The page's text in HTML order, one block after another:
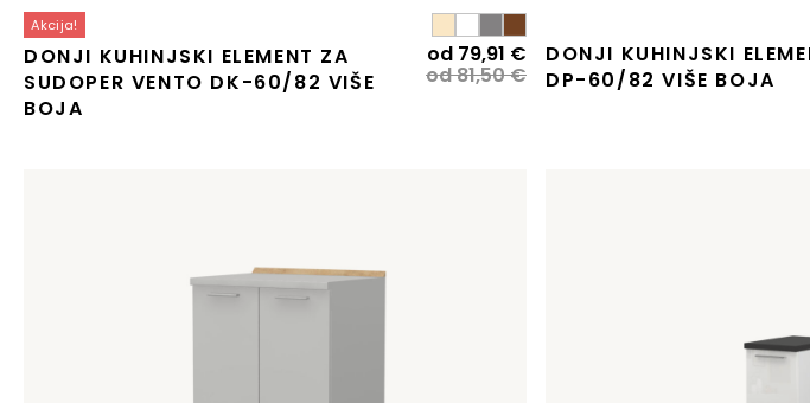
Akcija!
DONJI KUHINJSKI ELEMENT ZA
SUDOPER VENTO DK-60/82 VIŠE
BOJA
od81,50€
Izvorna
cijena
bila
od 79,91 €Trenutna
cijena
DONJI KUHINJSKI
DP-60/82 VIŠE BOJA